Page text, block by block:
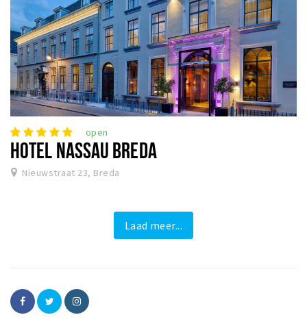
open
HOTEL NASSAU BREDA
Nieuwstraat 23, Breda
Laad meer...